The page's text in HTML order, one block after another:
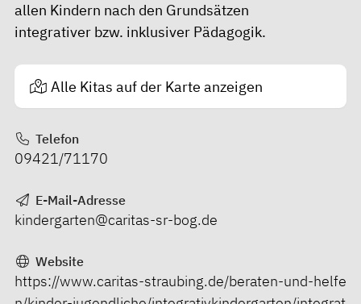
allen Kindern nach den Grundsätzen
integrativer bzw. inklusiver Pädagogik.
Alle Kitas auf der Karte anzeigen
Telefon
09421/71170
E-Mail-Adresse
kindergarten@caritas-sr-bog.de
Website
https://www.caritas-straubing.de/beraten-und-helfe